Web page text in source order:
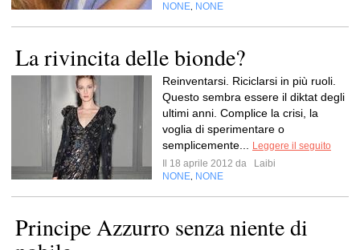
NONE NONE
La rivincita delle bionde?
Reinventarsi. Riciclarsi in più ruoli.
Questo sembra essere il diktat degli
ultimi anni. Complice la crisi, la
voglia di sperimentare o
semplicemente...
Leggere il seguito
Il 18 aprile 2012 da
Laibi
NONE NONE
Principe Azzurro senza niente di